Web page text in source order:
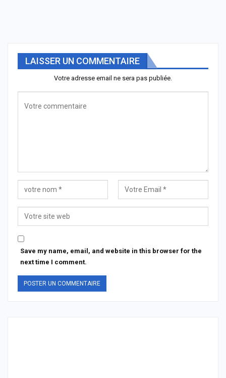
LAISSER UN COMMENTAIRE
Votre adresse email ne sera pas publiée.
Save my name, email, and website in this browser for the
next time I comment.